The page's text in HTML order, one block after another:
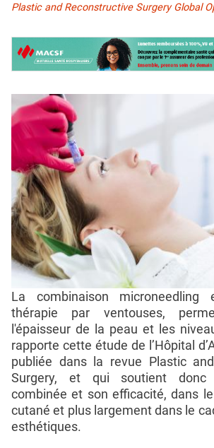
Plastic and Reconstructive Surgery Global
La combinaison microneedling
thérapie par ventouses,
l'épaisseur de la peau et les
rapporte cette étude de l’Hôpital
publiée dans la revue Plastic
Surgery, et qui soutient donc
combinée et son efficacité, dans
cutané et plus largement dans le
esthétiques.